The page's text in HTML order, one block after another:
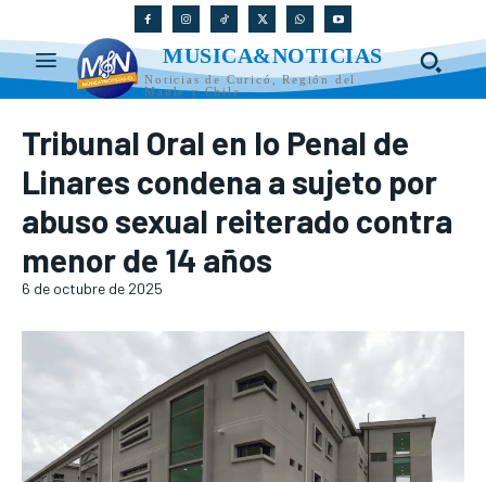
MUSICA&NOTICIAS
Noticias de Curicó, Región del
Maule y Chile
Tribunal Oral en lo Penal de
Linares condena a sujeto por
abuso sexual reiterado contra
menor de 14 años
6 de octubre de 2025